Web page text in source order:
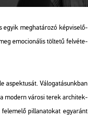
egyik meg­ha­tá­ro­zó kép­vi­se­lő­
emo­ci­o­ná­lis töl­te­tű fel­vé­te­
as­pek­tu­sát. Vá­lo­ga­tá­sunk­ban
mo­dern vá­ro­si terek ar­chi­tek­
pil­la­na­to­kat egy­aránt